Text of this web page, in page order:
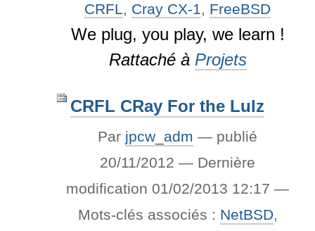
CRFL, Cray CX-1, FreeBSD
We plug, you play, we learn !
Rattaché à Projets
CRFL CRay For the Lulz
Par jpcw_adm — publié
20/11/2012— Dernière
modification 01/02/2013 12:17—
Mots-clés associés : NetBSD,